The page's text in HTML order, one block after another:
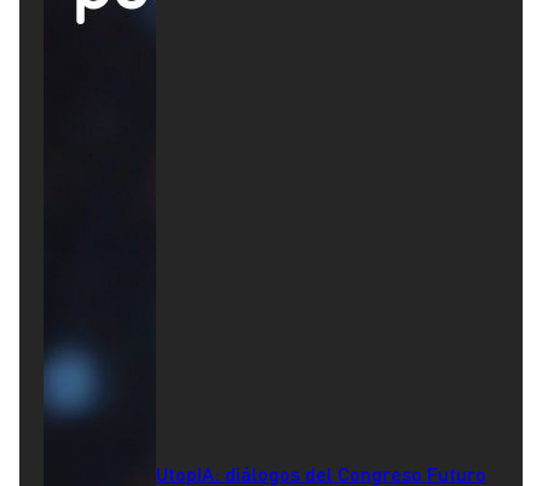
UtopIA: diálogos del Congreso Futuro